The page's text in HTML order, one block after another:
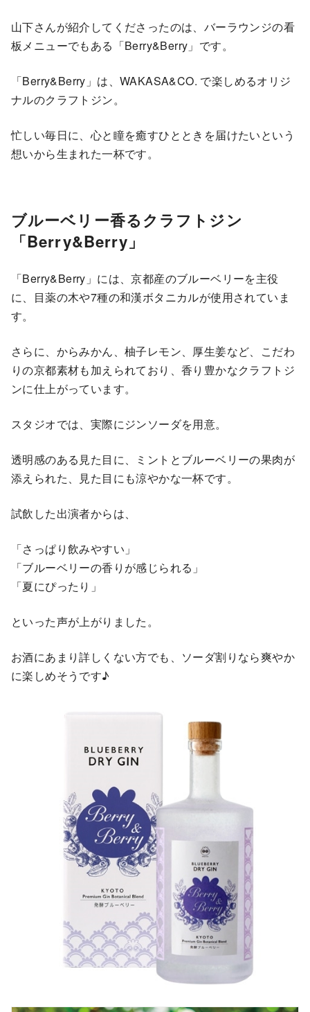
山下さんが紹介してくださったのは、バーラウンジの看
板メニューでもある「Berry&Berry」です。
「Berry&Berry」は、WAKASA&CO. で楽しめるオリジ
ナルのクラフトジン。
忙しい毎日に、心と瞳を癒すひとときを届けたいという
想いから生まれた一杯です。
ブルーベリー香るクラフトジン
「Berry&Berry」
「Berry&Berry」には、京都産のブルーベリーを主役
に、目薬の木や7種の和漢ボタニカルが使用されていま
す。
さらに、からみかん、柚子レモン、厚生姜など、こだわ
りの京都素材も加えられており、香り豊かなクラフトジ
ンに仕上がっています。
スタジオでは、実際にジンソーダを用意。
透明感のある見た目に、ミントとブルーベリーの果肉が
添えられた、見た目にも涼やかな一杯です。
試飲した出演者からは、
「さっぱり飲みやすい」
「ブルーベリーの香りが感じられる」
「夏にぴったり」
といった声が上がりました。
お酒にあまり詳しくない方でも、ソーダ割りなら爽やか
に楽しめそうです♪